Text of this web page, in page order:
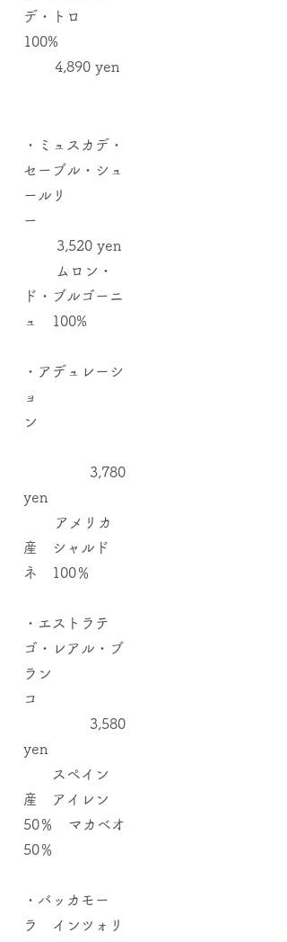
デ・トロ
100%
4,890 yen
・ミュスカデ・
セーブル・シュ
ールリ
ー
3,520 yen
ムロン・
ド・ブルゴーニ
ュ 100%
・アデュレーシ
ョ
ン
3,780
yen
アメリカ
産 シャルド
ネ 100％
​・エストラテ
ゴ・レアル・ブ
ラン
コ
3,580
yen
スペイン
産 アイレン
50％ マカベオ
50％
・バッカモー
ラ インツォリ